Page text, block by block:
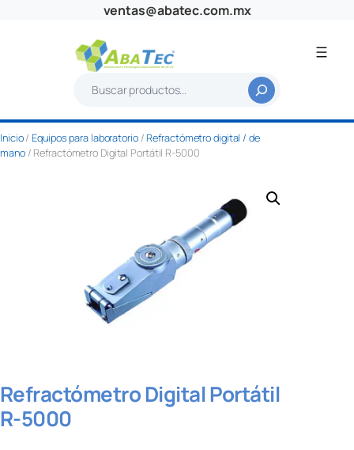
ventas@abatec.com.mx
s
c
a
Inicio/Equipos para laboratorio/Refractómetro digital / de
mano/ Refractómetro Digital Portátil R-5000
Refractómetro Digital Portátil
R-5000